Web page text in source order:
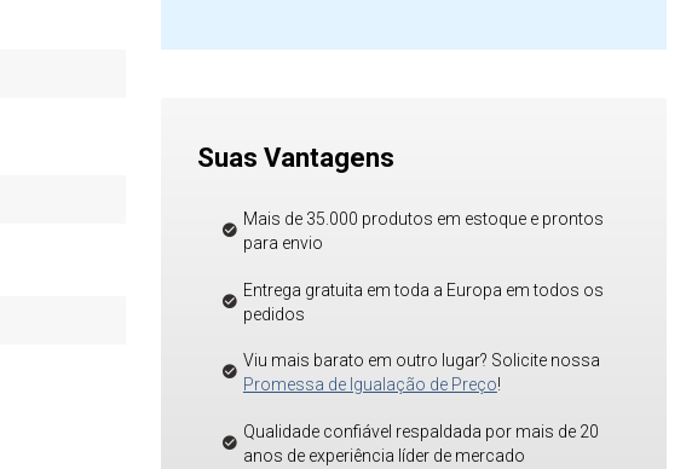
Suas Vantagens
Mais de 35.000 produtos em estoque e prontos
para envio
Entrega gratuita em toda a Europa em todos os
pedidos
Viu mais barato em outro lugar? Solicite nossa
Promessa de Igualação de Preço!
Qualidade confiável respaldada por mais de 20
anos de experiência líder de mercado